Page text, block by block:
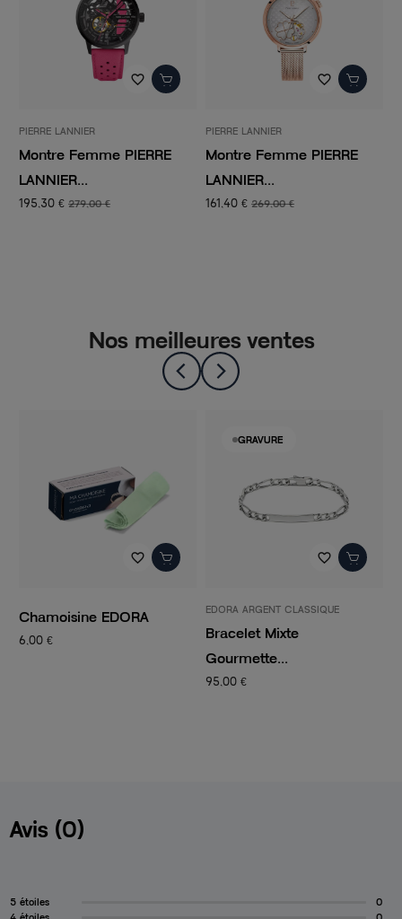
PIERRE
Montre Femme PIERRE
161,40 €
Montre femme
77,40 €
Nos meilleures ventes
favorite_border
EDORA ARGENT CLASSIQUE
favorite_border
PANDORA
Charm Femme
CLIP...
Avis (0)
5 étoiles
0